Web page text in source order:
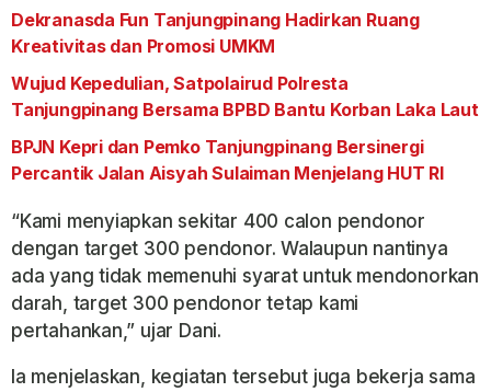
Dekranasda Fun Tanjungpinang Hadirkan Ruang
Kreativitas dan Promosi UMKM
Wujud Kepedulian, Satpolairud Polresta
Tanjungpinang Bersama BPBD Bantu Korban Laka Laut
BPJN Kepri dan Pemko Tanjungpinang Bersinergi
Percantik Jalan Aisyah Sulaiman Menjelang HUT RI
“Kami menyiapkan sekitar 400 calon pendonor
dengan target 300 pendonor. Walaupun nantinya
ada yang tidak memenuhi syarat untuk mendonorkan
darah, target 300 pendonor tetap kami
pertahankan,” ujar Dani.
Ia menjelaskan, kegiatan tersebut juga bekerja sama